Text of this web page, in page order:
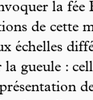
la fée
de cette
échelles
la gueule :